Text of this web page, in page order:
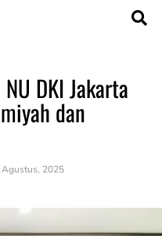
DKI Jakarta
dan
Agustus, 2025